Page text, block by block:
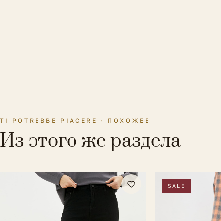
TI POTREBBE PIACERE · ПОХОЖЕЕ
Из этого же раздела
SALE